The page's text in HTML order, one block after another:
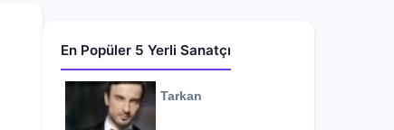
En Popüler 5 Yerli Sanatçı
Tarkan